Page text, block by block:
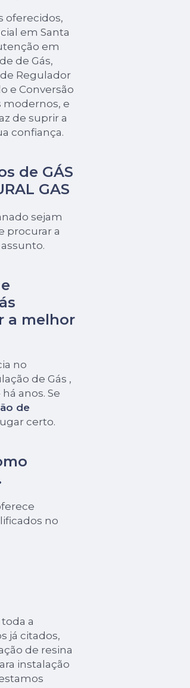
oferecidos,
em Santa
em
de Gás,
Regulador
e Conversão
modernos, e
de suprir a
confiança.
de GÁS
GAS
sejam
procurar a
a melhor
no
de Gás ,
anos. Se
de
certo.
no
a
já citados,
de resina
instalação